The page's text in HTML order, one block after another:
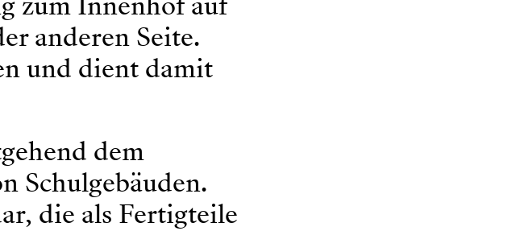
anderen Seite.
und dient damit
dem
Schulgebäuden.
die als Fertigteile